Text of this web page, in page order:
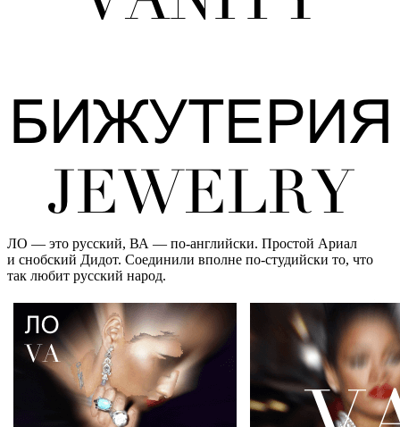
ЛО — это русский, ВА — по-английски. Простой Ариал
и снобский Дидот. Соединили вполне по-студийски то, что
так любит русский народ.